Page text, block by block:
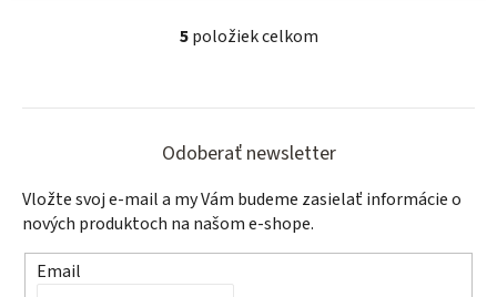
O
l
d
c
i
e
5položiek celkom
Odoberať newsletter
Vložte svoj e-mail a my Vám budeme zasielať informácie o
nových produktoch na našom e-shope.
Email